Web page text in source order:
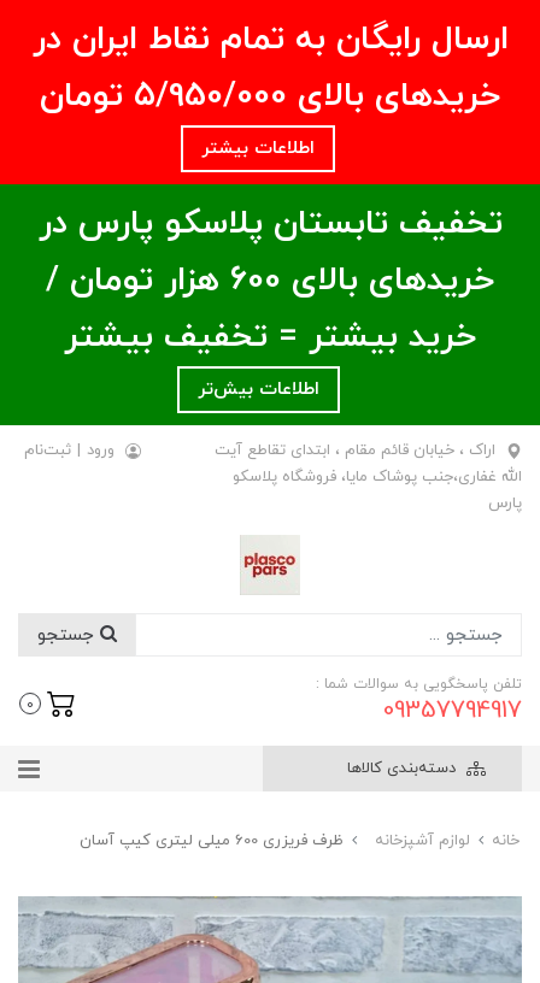
ارسال رایگان به تمام نقاط ایران در
خریدهای بالای ۵/950/000 تومان
اطلاعات بیشتر
تخفیف تابستان پلاسکو پارس در
خریدهای بالای ۶00 هزار تومان /
خرید بیشتر = تخفیف بیشتر
اطلاعات بیش‌تر
اراک ، خیابان قائم مقام ، ابتدای تقاطع آیت
الله غفاری،جنب پوشاک مایا، فروشگاه پلاسکو
پارس
ورود | ثبت‌نام
تلفن پاسخگویی به سوالات شما :
09357794917
0
دسته‌بندی کالاها
خانه لوازم آشپزخانه ظرف فریزری 600 میلی لیتری کیپ آسان